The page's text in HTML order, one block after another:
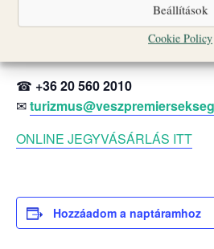
Beállítások
Cookie Policy
Nagyobb létszámú vagy idegen
számára a részvétel előzetes
☎ +36 20 560 2010
✉
ONLINE JEGYVÁSÁRLÁS ITT
Hozzáadom a naptáramhoz